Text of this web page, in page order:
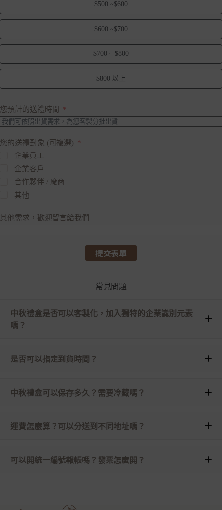
$500 ~$600
$600 ~$700
$700 ~ $800
$800 以上
您預計的送禮時間
您的送禮對象 (可複選)
企業員工
企業客戶
合作夥伴 / 廠商
其他
其他需求，歡迎留言給我們
提交表單
常見問題
中秋禮盒是否可以客製化，加入獨特的企業識別元素
嗎？
是否可以指定到貨時間？
中秋禮盒可以保存多久？需要冷藏嗎？
運費怎麼算？可以分送到不同地址嗎？
可以開統一編號報帳嗎？發票怎麼開？